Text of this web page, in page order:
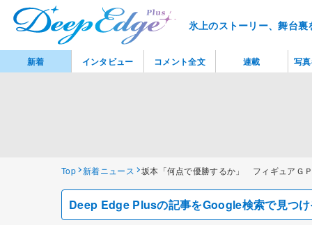
氷上のストーリー、舞台
Top 新着ニュース 坂本「何点で優勝するか」 フィギュアＧ
Deep Edge Plusの記事をGoogle検索で見つ
新着 インタビュー コメント全文 連載 写